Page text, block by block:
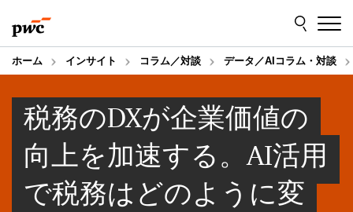
to
content
to
footer
ホーム インサイト コラム／対談 データ／AIコラム・対談
税務のDXが企業価値の
向上を加速する。AI活用
で税務はどのように変